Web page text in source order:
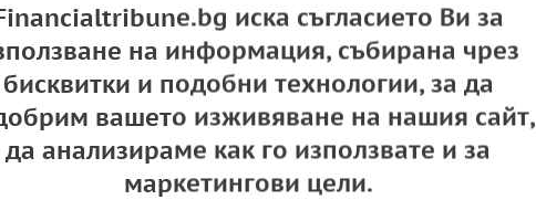
иска съгласието Ви за
на информация, събирана чрез
бисквитки и подобни технологии, за да
вашето изживяване на нашия сайт,
да анализираме как го използвате и за
маркетингови цели.